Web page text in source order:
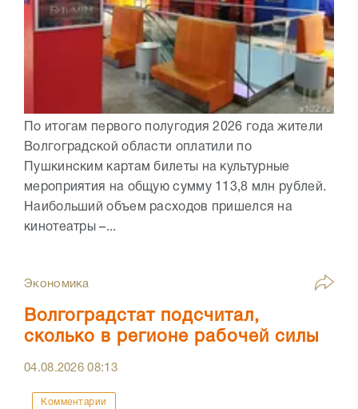
По итогам первого полугодия 2026 года жители
Волгоградской области оплатили по
Пушкинским картам билеты на культурные
мероприятия на общую сумму 113,8 млн рублей.
Наибольший объем расходов пришелся на
кинотеатры –...
Экономика
Волгоградстат подсчитал,
сколько в регионе рабочей силы
04.08.202608:13
Комментарии